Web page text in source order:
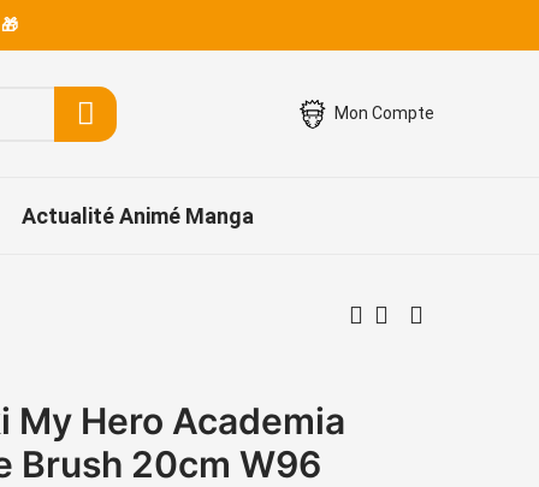
Mon Compte
Actualité Animé Manga
My Hero Academia
Brush 20cm W96